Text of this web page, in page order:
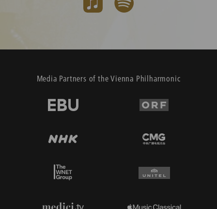
Media Partners of the Vienna Philharmonic